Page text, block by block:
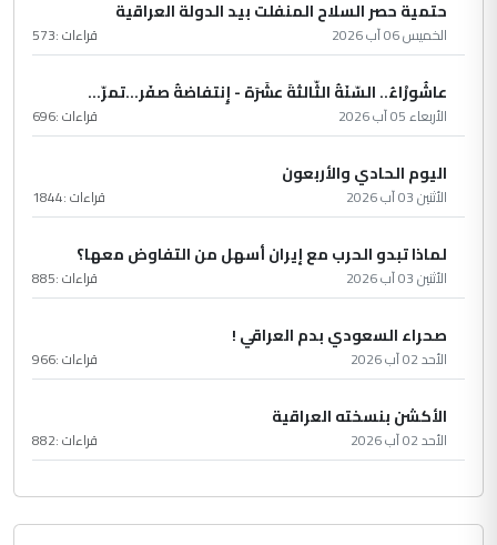
حتمية حصر السلاح المنفلت بيد الدولة العراقية
الخميس 06 آب 2026 قراءات :573
عاشُورْاءُ.. السّنَةُ الثّالثةَ عشَرَة - إِنتفاضةُ صفَر…تمرّ...
الأربعاء 05 آب 2026 قراءات :696
اليوم الحادي والأربعون
الأثنين 03 آب 2026 قراءات :1844
لماذا تبدو الحرب مع إيران أسهل من التفاوض معها؟
الأثنين 03 آب 2026 قراءات :885
صحراء السعودي بدم العراقي !
الأحد 02 آب 2026 قراءات :966
الأكشن بنسخته العراقية
الأحد 02 آب 2026 قراءات :882